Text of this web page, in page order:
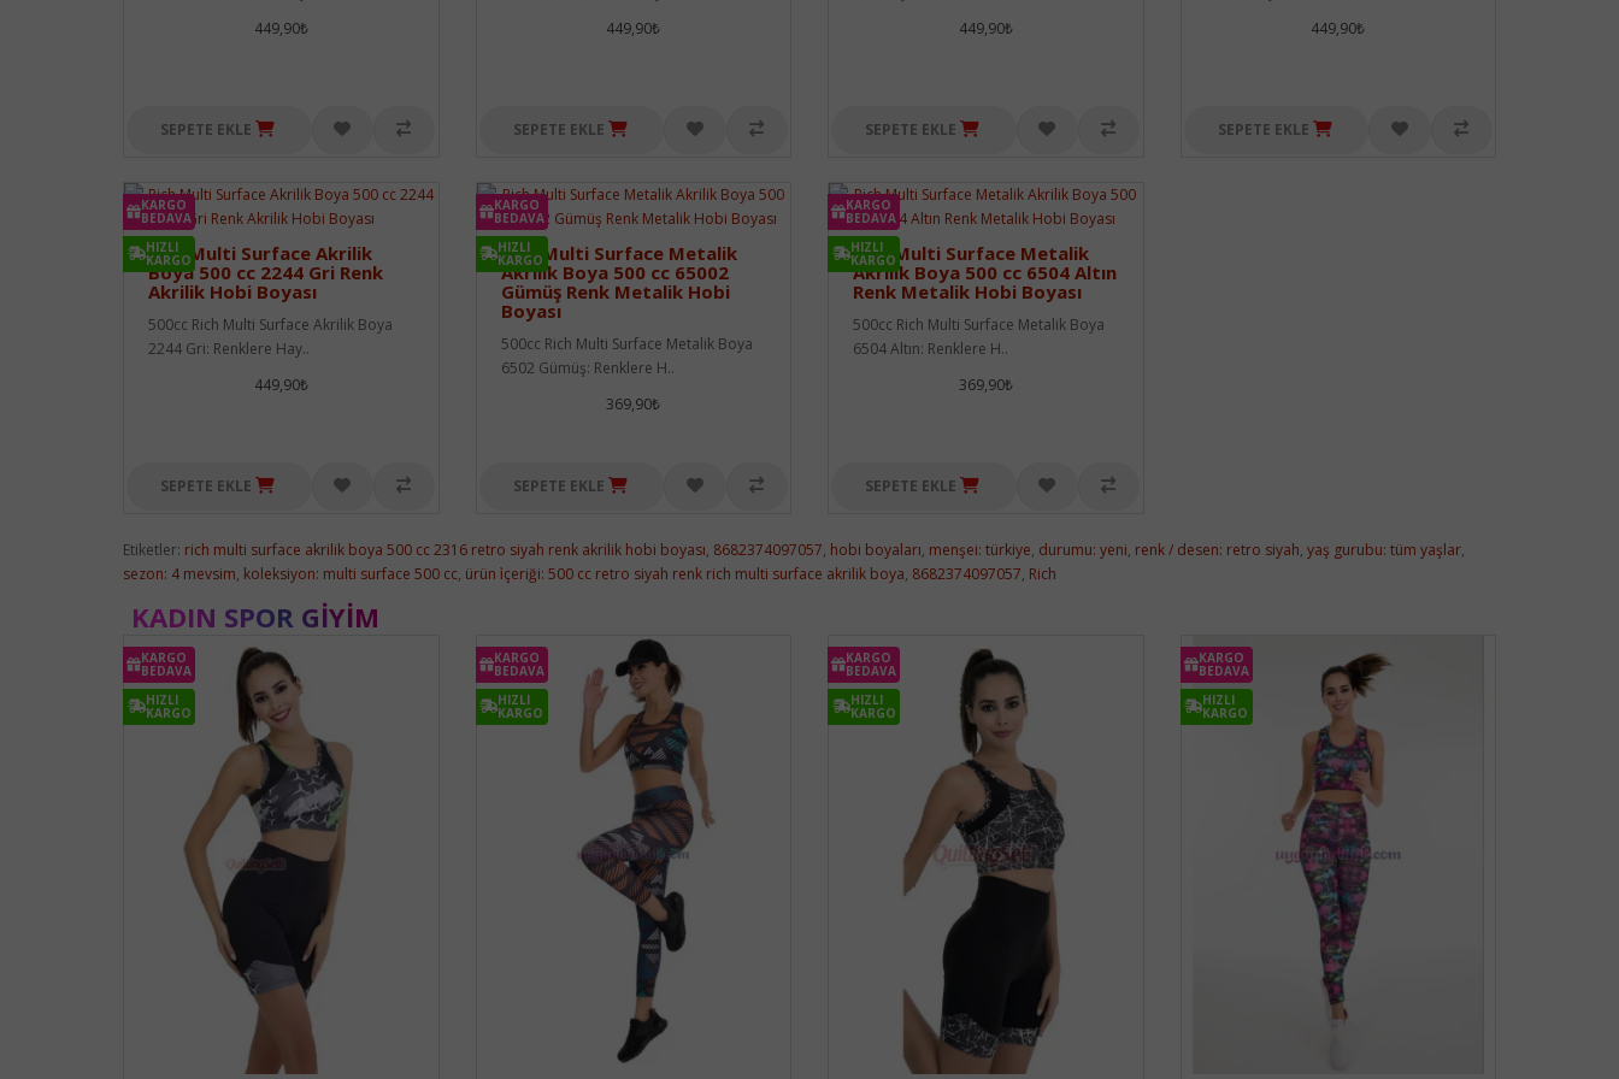
449,90₺
SEPETE EKLE
449,90₺
SEPETE EKLE
449,90₺
SEPETE EKLE
449,90₺
SEPETE EKLE
KARGO
BEDAVA
HIZLI
KARGO
Rich Multi Surface Akrilik
Boya 500 cc 2244 Gri Renk
Akrilik Hobi Boyası
500cc Rich Multi Surface Akrilik Boya
2244 Gri: Renklere Hay..
449,90₺
SEPETE EKLE
KARGO
BEDAVA
HIZLI
KARGO
Rich Multi Surface Metalik
Akrilik Boya 500 cc 65002
Gümüş Renk Metalik Hobi
Boyası
500cc Rich Multi Surface Metalik Boya
6502 Gümüş: Renklere H..
369,90₺
SEPETE EKLE
KARGO
BEDAVA
HIZLI
KARGO
Rich Multi Surface Metalik
Akrilik Boya 500 cc 6504 Altın
Renk Metalik Hobi Boyası
500cc Rich Multi Surface Metalik Boya
6504 Altın: Renklere H..
369,90₺
SEPETE EKLE
Etiketler: rich multi surface akrilik boya 500 cc 2316 retro siyah renk akrilik hobi boyası, 8682374097057, hobi boyaları, menşei: türkiye, durumu: yeni, renk / desen: retro siyah, yaş gurubu: tüm yaşlar,
sezon: 4 mevsim, koleksiyon: multi surface 500 cc, ürün i̇çeriği: 500 cc retro siyah renk rich multi surface akrilik boya, 8682374097057, Rich
KADIN SPOR GIYIM
KARGO
BEDAVA
HIZLI
KARGO
KARGO
BEDAVA
HIZLI
KARGO
KARGO
BEDAVA
HIZLI
KARGO
KARGO
BEDAVA
HIZLI
KARGO